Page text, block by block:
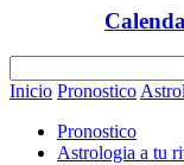
Inicio Pronostico
Pronostico
Astrologia a tu